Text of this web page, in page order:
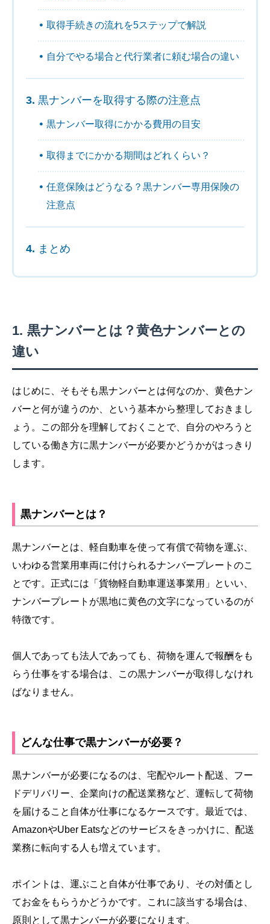
取得手続きの流れを5ステップで解説
自分でやる場合と代行業者に頼む場合の違い
黒ナンバーを取得する際の注意点
黒ナンバー取得にかかる費用の目安
取得までにかかる期間はどれくらい？
任意保険はどうなる？黒ナンバー専用保険の
注意点
まとめ
黒ナンバーとは？黄色ナンバーとの
違い
はじめに、そもそも黒ナンバーとは何なのか、黄色ナン
バーと何が違うのか、という基本から整理しておきまし
ょう。この部分を理解しておくことで、自分のやろうと
している働き方に黒ナンバーが必要かどうかがはっきり
します。
黒ナンバーとは？
黒ナンバーとは、軽自動車を使って有償で荷物を運ぶ、
いわゆる営業用車両に付けられるナンバープレートのこ
とです。正式には「貨物軽自動車運送事業用」といい、
ナンバープレートが黒地に黄色の文字になっているのが
特徴です。
個人であっても法人であっても、荷物を運んで報酬をも
らう仕事をする場合は、この黒ナンバーが取得しなけれ
ばなりません。
どんな仕事で黒ナンバーが必要？
黒ナンバーが必要になるのは、宅配やルート配送、フー
ドデリバリー、企業向けの配送業務など、運転して荷物
を届けること自体が仕事になるケースです。最近では、
AmazonやUber Eatsなどのサービスをきっかけに、配送
業務に転向する人も増えています。
ポイントは、運ぶこと自体が仕事であり、その対価とし
てお金をもらうかどうかです。これに該当する場合は、
原則として黒ナンバーが必要になります。